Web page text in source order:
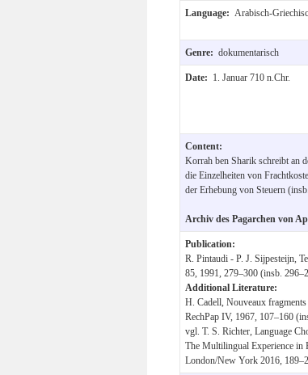
Language: Arabisch-
Genre: dokumentarisch
Date: 1. Januar 710 n.Chr.
Content:
Korrah ben Sharik schreibt an
die Einzelheiten von
der Erhebung von Steuern
Archiv des Pagarchen von
Publication:
R. Pintaudi - P. J. Sijpesteijn,
85, 1991, 279–300 (insb.
Additional Literature:
H. Cadell, Nouveaux
RechPap IV, 1967, 107–160
vgl. T. S. Richter, Language
The Multilingual Experience in
London/New York 2016,